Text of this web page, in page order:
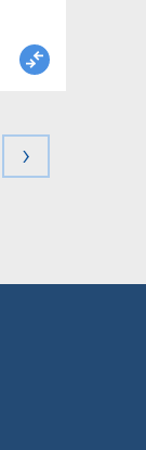
›